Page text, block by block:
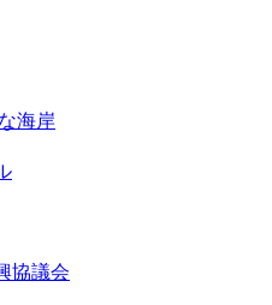
海岸
協議会